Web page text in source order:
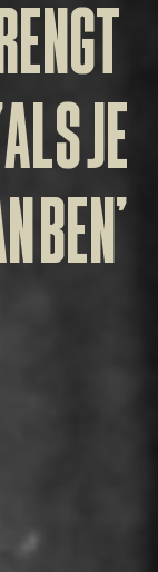
JE
BEN’